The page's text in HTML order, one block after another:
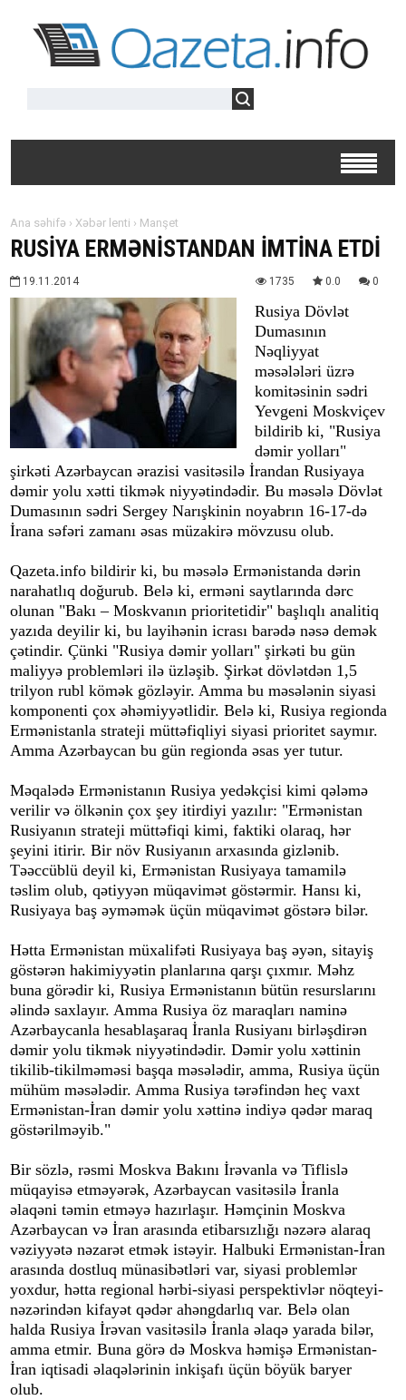
Ana səhifə › Xəbər lenti › Manşet
RUSİYA ERMƏNİSTANDAN İMTİNA ETDİ
19.11.2014 1735 0.0 0
Rusiya Dövlət
Dumasının
Nəqliyyat
məsələləri üzrə
komitəsinin sədri
Yevgeni Moskviçev
bildirib ki, "Rusiya
dəmir yolları"
şirkəti Azərbaycan ərazisi vasitəsilə İrandan Rusiyaya
dəmir yolu xətti tikmək niyyətindədir. Bu məsələ Dövlət
Dumasının sədri Sergey Narışkinin noyabrın 16-17-də
İrana səfəri zamanı əsas müzakirə mövzusu olub.
Qazeta.info bildirir ki, bu məsələ Ermənistanda dərin
narahatlıq doğurub. Belə ki, erməni saytlarında dərc
olunan "Bakı – Moskvanın prioritetidir" başlıqlı analitiq
yazıda deyilir ki, bu layihənin icrası barədə nəsə demək
çətindir. Çünki "Rusiya dəmir yolları" şirkəti bu gün
maliyyə problemləri ilə üzləşib. Şirkət dövlətdən 1,5
trilyon rubl kömək gözləyir. Amma bu məsələnin siyasi
komponenti çox əhəmiyyətlidir. Belə ki, Rusiya regionda
Ermənistanla strateji müttəfiqliyi siyasi prioritet saymır.
Amma Azərbaycan bu gün regionda əsas yer tutur.
Məqalədə Ermənistanın Rusiya yedəkçisi kimi qələmə
verilir və ölkənin çox şey itirdiyi yazılır: "Ermənistan
Rusiyanın strateji müttəfiqi kimi, faktiki olaraq, hər
şeyini itirir. Bir növ Rusiyanın arxasında gizlənib.
Təəccüblü deyil ki, Ermənistan Rusiyaya tamamilə
təslim olub, qətiyyən müqavimət göstərmir. Hansı ki,
Rusiyaya baş əyməmək üçün müqavimət göstərə bilər.
Hətta Ermənistan müxalifəti Rusiyaya baş əyən, sitayiş
göstərən hakimiyyətin planlarına qarşı çıxmır. Məhz
buna görədir ki, Rusiya Ermənistanın bütün resurslarını
əlində saxlayır. Amma Rusiya öz maraqları naminə
Azərbaycanla hesablaşaraq İranla Rusiyanı birləşdirən
dəmir yolu tikmək niyyətindədir. Dəmir yolu xəttinin
tikilib-tikilməməsi başqa məsələdir, amma, Rusiya üçün
mühüm məsələdir. Amma Rusiya tərəfindən heç vaxt
Ermənistan-İran dəmir yolu xəttinə indiyə qədər maraq
göstərilməyib."
Bir sözlə, rəsmi Moskva Bakını İrəvanla və Tiflislə
müqayisə etməyərək, Azərbaycan vasitəsilə İranla
əlaqəni təmin etməyə hazırlaşır. Həmçinin Moskva
Azərbaycan və İran arasında etibarsızlığı nəzərə alaraq
vəziyyətə nəzarət etmək istəyir. Halbuki Ermənistan-İran
arasında dostluq münasibətləri var, siyasi problemlər
yoxdur, hətta regional hərbi-siyasi perspektivlər nöqteyi-
nəzərindən kifayət qədər ahəngdarlıq var. Belə olan
halda Rusiya İrəvan vasitəsilə İranla əlaqə yarada bilər,
amma etmir. Buna görə də Moskva həmişə Ermənistan-
İran iqtisadi əlaqələrinin inkişafı üçün böyük baryer
olub.